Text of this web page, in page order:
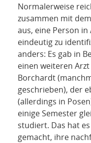
Normalerweise
zusammen mit
aus, eine Person
eindeutig zu
anders: Es gab in
einen weiteren
Borchardt
geschrieben), der
(allerdings in
einige Semester
studiert. Das hat
gemacht, ihre